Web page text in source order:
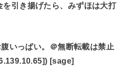
を引き揚げたら、みずほは大打
いっぱい。＠無断転載は禁止
[sage]